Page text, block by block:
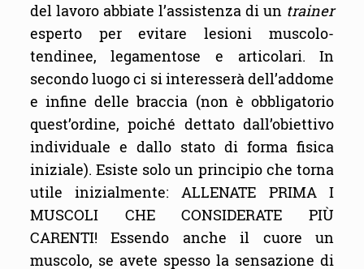
del lavoro abbiate l’assistenza di un trainer
esperto per evitare lesioni muscolo-
tendinee, legamentose e articolari. In
secondo luogo ci si interesserà dell’addome
e infine delle braccia (non è obbligatorio
quest’ordine, poiché dettato dall’obiettivo
individuale e dallo stato di forma fisica
iniziale). Esiste solo un principio che torna
utile inizialmente: ALLENATE PRIMA I
MUSCOLI CHE CONSIDERATE PIÙ
CARENTI! Essendo anche il cuore un
muscolo, se avete spesso la sensazione di